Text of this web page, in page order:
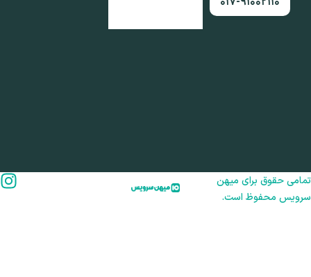
حقوق برای میهن
محفوظ است.